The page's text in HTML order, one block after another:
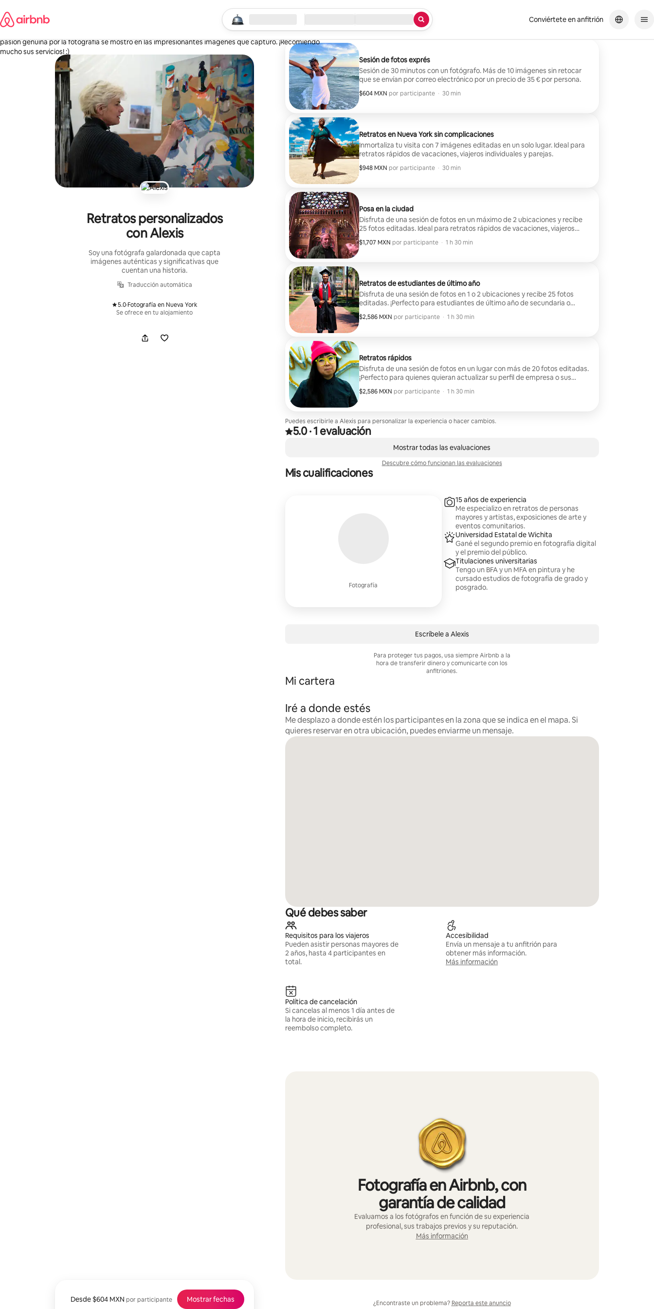
al
contenido
Comienza a explorar
Ubicación Llegada / SalidaTipo de servicio Conviértete en anfitrión
Retratos personalizados
con Alexis
Soy una fotógrafa galardonada que capta
imágenes auténticas y significativas que
cuentan una historia.
Traducción automática
5.0
, ·Fotografía en Nueva York
Se ofrece en tu alojamiento
Desde $604 MXN por participante
Desde $604 MXN por participanteMostrar fechas
Sesión de fotos exprés
Sesión de 30 minutos con un fotógrafo. Más de 10 imágenes sin retocar
que se envían por correo electrónico por un precio de 35 € por persona.
$604 MXN por participante
$604 MXN por participante
, · 30 min
Retratos en Nueva York sin complicaciones
Inmortaliza tu visita con 7 imágenes editadas en un solo lugar. Ideal para
retratos rápidos de vacaciones, viajeros individuales y parejas.
$948 MXN por participante
$948 MXN por participante
, · 30 min
Posa en la ciudad
Disfruta de una sesión de fotos en un máximo de 2 ubicaciones y recibe
25 fotos editadas. Ideal para retratos rápidos de vacaciones, viajeros
solitarios, parejas y blogueros de viajes.
$1,707 MXN por participante
$1,707 MXN por participante
, · 1 h 30 min
Retratos de estudiantes de último año
Disfruta de una sesión de fotos en 1 o 2 ubicaciones y recibe 25 fotos
editadas. ¡Perfecto para estudiantes de último año de secundaria o
universitarios que quieran celebrar su graduación!
$2,586 MXN por participante
$2,586 MXN por participante
, · 1 h 30 min
Retratos rápidos
Disfruta de una sesión de fotos en un lugar con más de 20 fotos editadas.
¡Perfecto para quienes quieran actualizar su perfil de empresa o sus
$2,586 MXN por participante
$2,586 MXN por participante
, · 1 h 30 min
Puedes escribirle a Alexis para personalizar la experiencia o hacer cambios.
Calificación de 5.0 estrellas sobre 5 basada en 1 evaluación
5.0
, ·1 evaluación
Estados Unidos
,
·octubre de 2025
Alexis, un fotógrafo verdaderamente dulce, se esforzó al máximo para que me sintiera cómodo. Su
pasión genuina por la fotografía se mostró en las impresionantes imágenes que capturó. ¡Recomiendo
mucho sus servicios! :)
Mostrar todas las evaluaciones
Descubre cómo funcionan las evaluaciones
Mis cualificaciones
Fotografía
15 años de experiencia
Me especializo en retratos de personas
mayores y artistas, exposiciones de arte y
eventos comunitarios.
Universidad Estatal de Wichita
Gané el segundo premio en fotografía digital
y el premio del público.
Titulaciones universitarias
Tengo un BFA y un MFA en pintura y he
cursado estudios de fotografía de grado y
posgrado.
Escríbele a Alexis
Para proteger tus pagos, usa siempre Airbnb a la
hora de transferir dinero y comunicarte con los
anfitriones.
Mi cartera
Iré a donde estés
Me desplazo a donde estén los participantes en la zona que se indica en el mapa. Si
quieres reservar en otra ubicación, puedes enviarme un mensaje.
Qué debes saber
Requisitos para los viajeros
Pueden asistir personas mayores de
2 años, hasta 4 participantes en
total.
Accesibilidad
Envía un mensaje a tu anfitrión para
obtener más información.
Más información
Política de cancelación
Si cancelas al menos 1 día antes de
la hora de inicio, recibirás un
reembolso completo.
Fotografía en Airbnb, con
garantía de calidad
Evaluamos a los fotógrafos en función de su experiencia
profesional, sus trabajos previos y su reputación.
Más información
¿Encontraste un problema? Reporta este anuncio